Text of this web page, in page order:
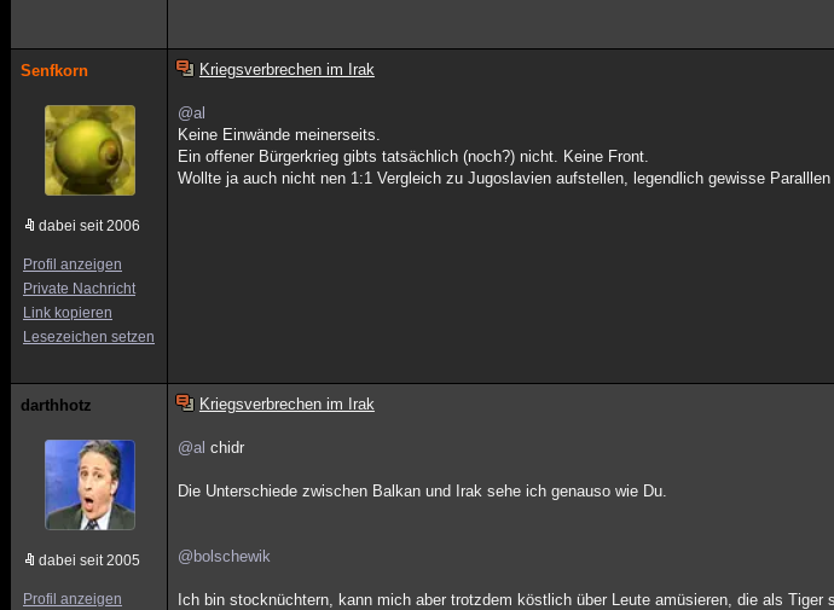
Senfkorn
dabei seit 2006
Profil anzeigen
Private Nachricht
Link kopieren
Lesezeichen setzen
Kriegsverbrechen im Irak
@al
Keine Einwände meinerseits.
Ein offener Bürgerkrieg gibts tatsächlich (noch?) nicht. Keine Front.
Wollte ja auch nicht nen 1:1 Vergleich zu Jugoslavien aufstellen, legendlich gewisse Paralllen
darthhotz
dabei seit 2005
Profil anzeigen
Kriegsverbrechen im Irak
@al chidr
Die Unterschiede zwischen Balkan und Irak sehe ich genauso wie Du.
@bolschewik
Ich bin stocknüchtern, kann mich aber trotzdem köstlich über Leute amüsieren, die als Tiger